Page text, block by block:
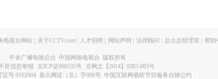
电视台网站 关于CCTV.com 人才招聘 网站声明 法律顾问 总台总经理室 帮助
中央广播电视总台 中国网络电视台 版权所有
良信息举报
京ICP证060535号
京网文【2014】0383-083号
号 0102004 新出网证（京）字098号 中国互联网视听节目服务自律公约